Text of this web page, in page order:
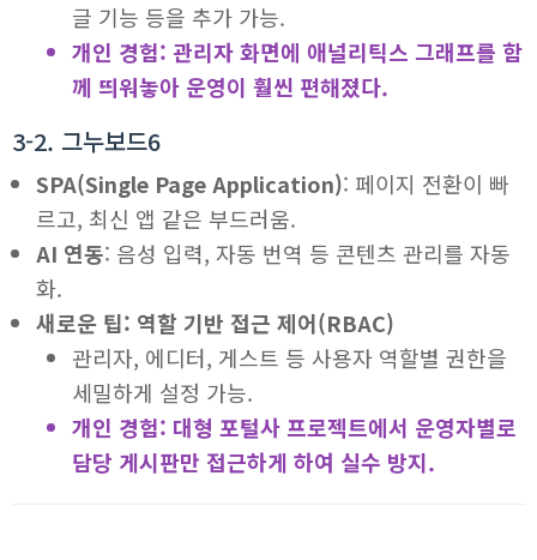
글 기능 등을 추가 가능.
개인 경험: 관리자 화면에 애널리틱스 그래프를 함
께 띄워놓아 운영이 훨씬 편해졌다.
3-2. 그누보드6
SPA(Single Page Application): 페이지 전환이 빠
르고, 최신 앱 같은 부드러움.
AI 연동: 음성 입력, 자동 번역 등 콘텐츠 관리를 자동
화.
새로운 팁: 역할 기반 접근 제어(RBAC)
관리자, 에디터, 게스트 등 사용자 역할별 권한을
세밀하게 설정 가능.
개인 경험: 대형 포털사 프로젝트에서 운영자별로
담당 게시판만 접근하게 하여 실수 방지.